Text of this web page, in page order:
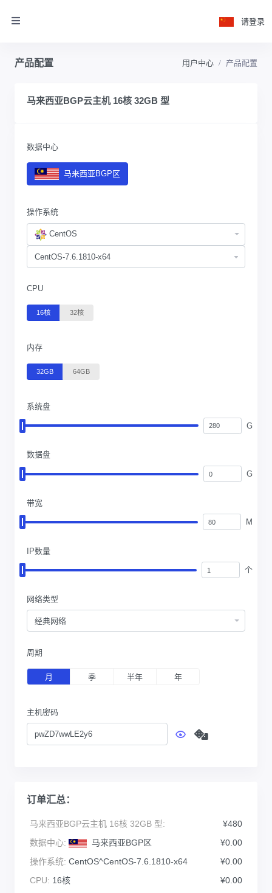
请登录
产品配置 用户中心 产品配置
马来西亚BGP云主机 16核 32GB 型
数据中心
马来西亚BGP区
操作系统
CentOS
CPU
16核 32核
内存
32GB 64GB
系统盘
G
数据盘
G
带宽
M
IP数量
个
网络类型
经典网络
周期
月 季 半年 年
主机密码
订单汇总：
马来西亚BGP云主机 16核 32GB 型:
¥480
数据中心:
马来西亚BGP区
¥0.00
操作系统: CentOS^CentOS-7.6.1810-x64
¥0.00
CPU: 16核
¥0.00